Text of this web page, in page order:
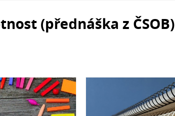
(přednáška z ČSOB)